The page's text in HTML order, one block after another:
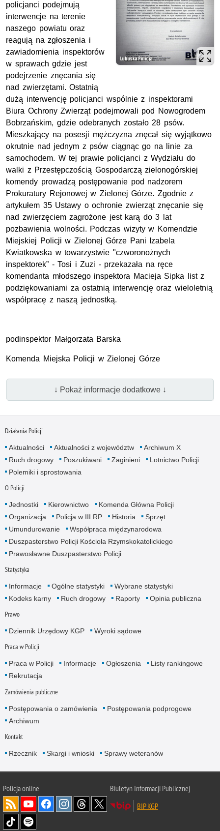
policjanci podejmują
interwencje na terenie
naszego powiatu oraz
reagują na zgłoszenia i
zawiadomienia inspektorów
w sprawach gdzie jest
podejrzenie znęcania się
nad zwierzętami. Ostatnią
dużą interwencję policjanci wspólnie z inspektorami
Biura Ochrony Zwierząt podejmowali pod Nowogrodem
Bobrzańskim, gdzie odebranych zostało 28 psów.
Mieszkający na posesji mężczyzna znęcał się wyjątkowo
okrutnie nad jednym z psów ciągnąc go na linie za
samochodem. W tej prawie policjanci z Wydziału do
walki z Przestępczością Gospodarczą zielonogórskiej
komendy prowadzą postępowanie pod nadzorem
Prokuratury Rejonowej w Zielonej Górze. Zgodnie z
artykułem 35 Ustawy o ochronie zwierząt znęcanie się
nad zwierzęciem zagrożone jest karą do 3 lat
pozbawienia wolności. Podczas wizyty w Komendzie
Miejskiej Policji w Zielonej Górze Pani Izabela
Kwiatkowska w towarzystwie "czworonożnych
inspektorek” - Tosi i Zuzi - przekazała na ręce
komendanta młodszego inspektora Macieja Sipka list z
podziękowaniami za ostatnią interwencję oraz wieloletnią
współpracę z naszą jednostką.
podinspektor Małgorzata Barska
Komenda Miejska Policji w Zielonej Górze
↓ Pokaż informacje dodatkowe ↓
Działania Policji
Aktualności Aktualności z województw
Archiwum X
Ruch drogowy
Poszukiwani Zaginieni
Lotnictwo Policji
Polemiki i sprostowania
O Policji
Jednostki Kierownictwo
Komenda Główna Policji
Organizacja
Policja w III RP Historia
Sprzęt
Umundurowanie
Współpraca międzynarodowa
Duszpasterstwo Policji Kościoła Rzymskokatolickiego
Prawosławne Duszpasterstwo Policji
Statystyka
Informacje Ogólne statystyki
Wybrane statystyki
Kodeks karny
Ruch drogowy Raporty Opinia publiczna
Prawo
Dziennik Urzędowy KGP Wyroki sądowe
Praca w Policji
Praca w Policji Informacje Ogłoszenia
Listy rankingowe
Rekrutacja
Zamówienia publiczne
Postępowania o zamówienia
Postępowania podprogowe
Archiwum
Kontakt
Rzecznik Skargi i wnioski Sprawy weteranów
Policjaonline
Biuletyn Informacji Publicznej
BIP KGP